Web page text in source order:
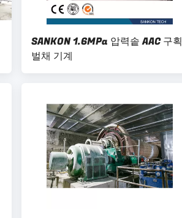
SANKON 1.6MPa 압력솥 AAC 구획
벌채 기계